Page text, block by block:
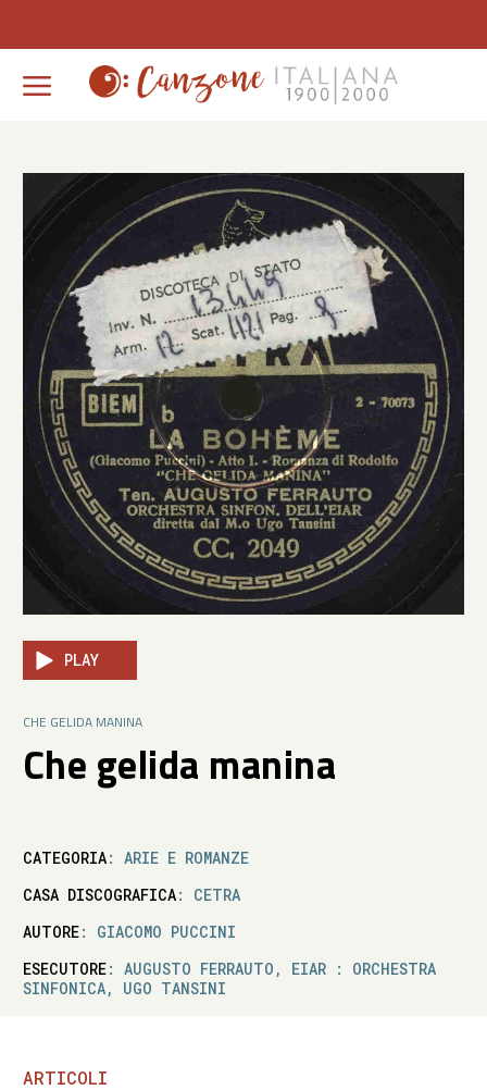
PLAY
CHE GELIDA MANINA
Che gelida manina
CATEGORIA: ARIE E ROMANZE
CASA DISCOGRAFICA: CETRA
AUTORE: GIACOMO PUCCINI
ESECUTORE: AUGUSTO FERRAUTO, EIAR : ORCHESTRA
SINFONICA, UGO TANSINI
ARTICOLI